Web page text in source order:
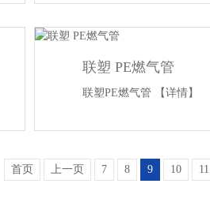
联塑 PE燃气管
联塑PE燃气管 【详情】
首页 上一页 7 8 9 10 11